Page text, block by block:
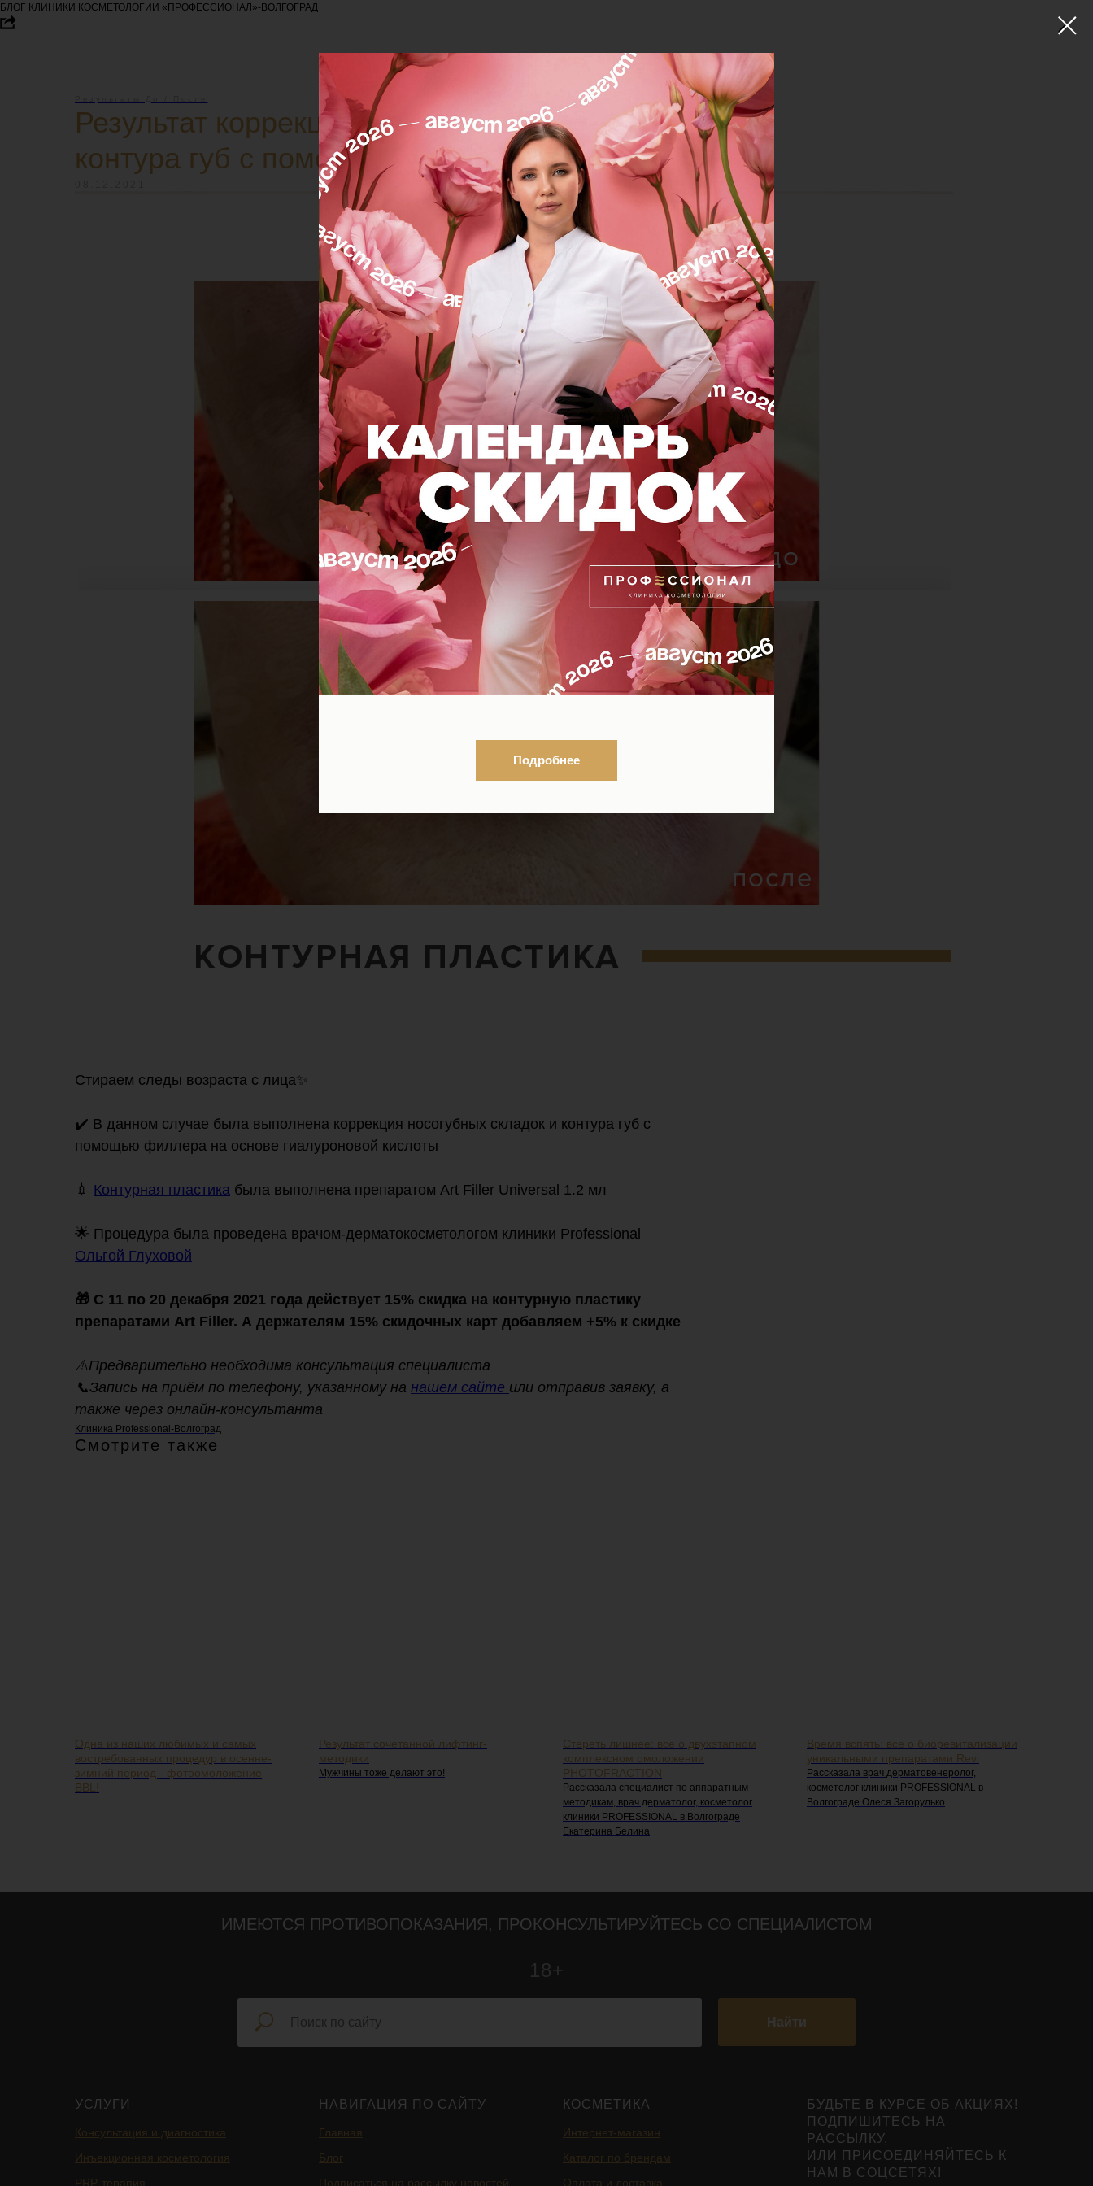
БЛОГ КЛИНИКИ КОСМЕТОЛОГИИ «ПРОФЕССИОНАЛ»-ВОЛГОГРАД
Результат коррекции носогубных складок и
контура губ с помощью филлера
Стираем следы возраста с лица✨
✔️ В данном случае была выполнена коррекция носогубных складок и контура губ с
помощью филлера на основе гиалуроновой кислоты
💉 Контурная пластика была выполнена препаратом Art Filler Universal 1.2 мл
🌟 Процедура была проведена врачом-дерматокосметологом клиники Professional
Ольгой Глуховой
🎁 С 11 по 20 декабря 2021 года действует 15% скидка на контурную пластику
препаратами Art Filler. А держателям 15% скидочных карт добавляем +5% к скидке
⚠️Предварительно необходима консультация специалиста
📞Запись на приём по телефону, указанному на нашем сайте или отправив заявку, а
также через онлайн-консультанта
Клиника Professional-Волгоград
Смотрите также
Одна из наших любимых и самых
востребованных процедур в осенне-
зимний период - фотоомоложение
BBL!
Результат сочетанной лифтинг-
методики
Мужчины тоже делают это!
Стереть лишнее: все о двухэтапном
комплексном омоложении
PHOTOFRACTION
Рассказала специалист по аппаратным
методикам, врач дерматолог, косметолог
клиники PROFESSIONAL в Волгограде
Екатерина Белина
Время вспять: все о биоревитализации
уникальными препаратами Revi
Рассказала врач дерматовенеролог,
косметолог клиники PROFESSIONAL в
Волгограде Олеся Загорулько
ИМЕЮТСЯ ПРОТИВОПОКАЗАНИЯ, ПРОКОНСУЛЬТИРУЙТЕСЬ СО СПЕЦИАЛИСТОМ
18+
Найти
УСЛУГИ
Консультация и диагностика
Инъекционная косметология
PRP-терапия
НАВИГАЦИЯ ПО САЙТУ
Главная
Блог
Подписаться на рассылку новостей
КОСМЕТИКА
Интернет-магазин
Каталог по брендам
Оплата и доставка
БУДЬТЕ В КУРСЕ ОБ АКЦИЯХ!
ПОДПИШИТЕСЬ НА
РАССЫЛКУ,
ИЛИ ПРИСОЕДИНЯЙТЕСЬ К
НАМ В СОЦСЕТЯХ!
Подробнее